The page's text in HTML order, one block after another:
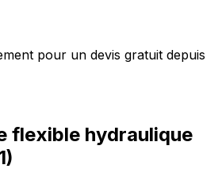
pour un devis gratuit depuis
flexible hydraulique
)